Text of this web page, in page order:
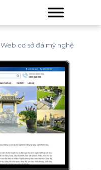
Web cơ sở đá mỹ nghệ